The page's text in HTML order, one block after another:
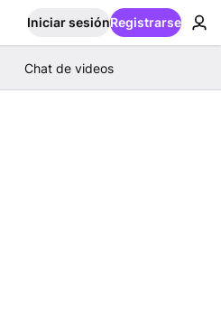
Iniciar sesiónRegistrarse
Chat de videos